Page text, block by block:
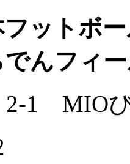
ットボ
でんフィ
1 MIO